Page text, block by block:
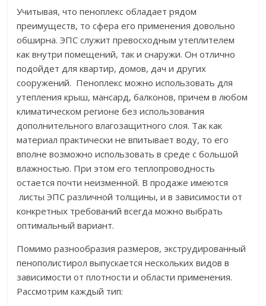
Учитывая, что пеноплекс обладает рядом
преимуществ, то сфера его применения довольно
обширна. ЭПС служит превосходным утеплителем
как внутри помещений, так и снаружи. Он отлично
подойдет для квартир, домов, дач и других
сооружений. Пеноплекс можно использовать для
утепления крыш, мансард, балконов, причем в любом
климатическом регионе без использования
дополнительного влагозащитного слоя. Так как
материал практически не впитывает воду, то его
вполне возможно использовать в среде с большой
влажностью. При этом его теплопроводность
остается почти неизменной. В продаже имеются
листы ЭПС различной толщины, и в зависимости от
конкретных требований всегда можно выбрать
оптимальный вариант.
Помимо разнообразия размеров, экструдированный
пенополистирол выпускается нескольких видов в
зависимости от плотности и области применения.
Рассмотрим каждый тип: